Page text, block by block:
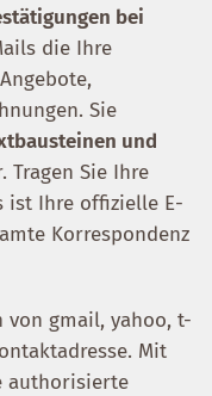
bei
die Ihre
Sie
und
Tragen Sie Ihre
ist Ihre offizielle E-
Korrespondenz
von gmail, yahoo, t-
Mit
authorisierte